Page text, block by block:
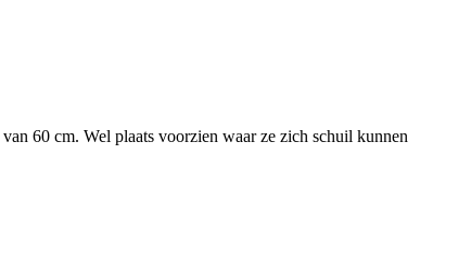
60 cm. Wel plaats voorzien waar ze zich schuil kunnen